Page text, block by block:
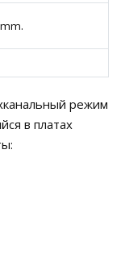
режим
в платах